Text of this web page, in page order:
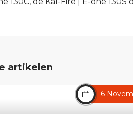
artikelen
6